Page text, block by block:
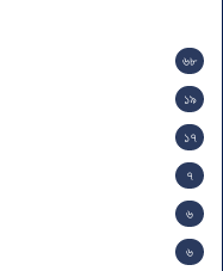
৬৮
১৯
১৭
৭
৬
৬